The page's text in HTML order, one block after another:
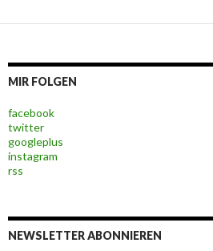
MIR FOLGEN
facebook
twitter
googleplus
instagram
rss
NEWSLETTER ABONNIEREN